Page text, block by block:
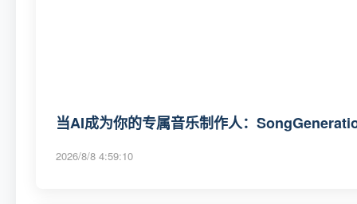
当AI成为你的专属音乐制作人：
2026/8/8 4:59:10